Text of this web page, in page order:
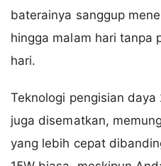
baterainya sanggup
hingga malam hari tanpa
hari.
Teknologi pengisian daya
juga disematkan,
yang lebih cepat